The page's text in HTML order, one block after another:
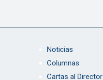
Noticias
Columnas
Cartas al Director